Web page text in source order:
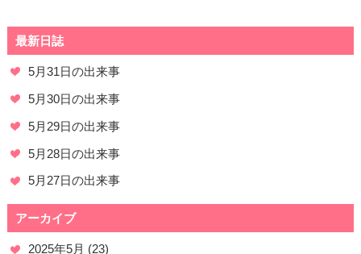
最新日誌
5月31日の出来事
5月30日の出来事
5月29日の出来事
5月28日の出来事
5月27日の出来事
アーカイブ
2025年5月 (23)